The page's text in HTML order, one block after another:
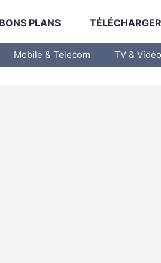
BONS PLANS
Mobile & Telecom TV & Vidéo